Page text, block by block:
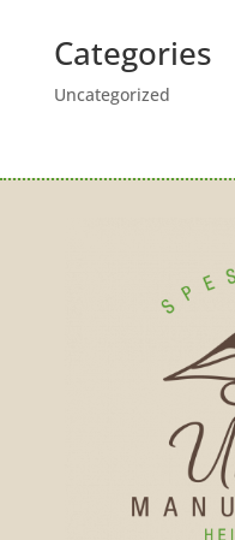
Categories
Uncategorized